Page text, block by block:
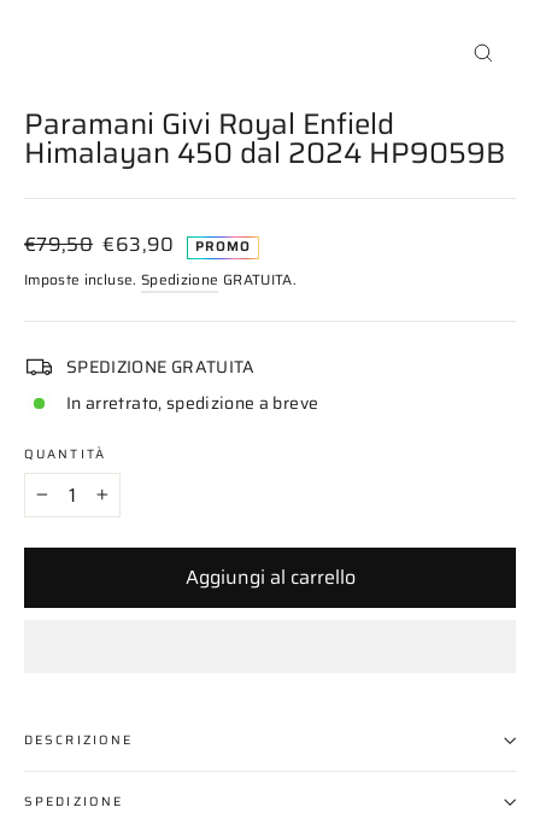
Paramani Givi Royal Enfield
Himalayan 450 dal 2024 HP9059B
Prezzo
di
listino
€79,50 Prezzo
scontato
€63,90 PROMO
Imposte incluse. Spedizione GRATUITA.
SPEDIZIONE GRATUITA
In arretrato, spedizione a breve
QUANTITÀ
+
Aggiungi al carrello
DESCRIZIONE
SPEDIZIONE